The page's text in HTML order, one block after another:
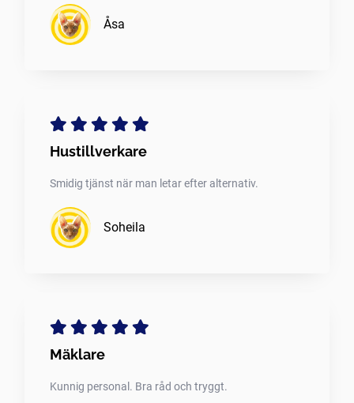
Åsa
Hustillverkare
Smidig tjänst när man letar efter alternativ.
Soheila
Mäklare
Kunnig personal. Bra råd och tryggt.